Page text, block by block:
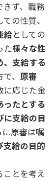
きず、職務
ての性質、
給としての
た様々な性
、支給する
で、原審
に応じた金
ったとする
に支給の目
に原審は嘱
支給の目的
ことを考え